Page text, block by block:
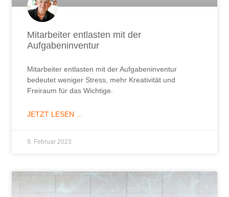
Mitarbeiter entlasten mit der
Aufgabeninventur
Mitarbeiter entlasten mit der Aufgabeninventur
bedeutet weniger Stress, mehr Kreativität und
Freiraum für das Wichtige.
JETZT LESEN ...
9. Februar 2023